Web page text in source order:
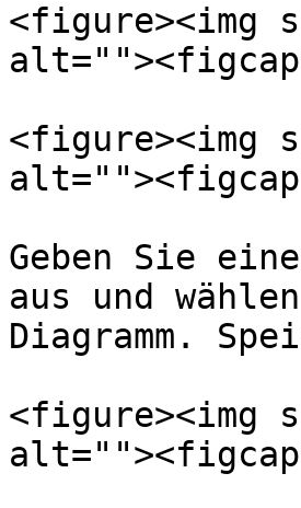
<figure><img
<figure><img
Geben Sie
aus und
Diagramm.
<figure><img